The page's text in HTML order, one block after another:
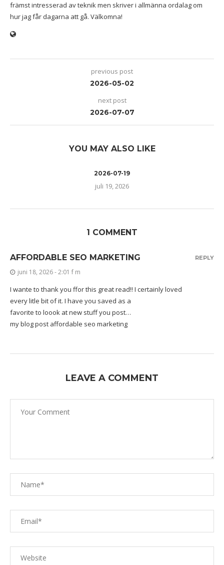
främst intresserad av teknik men skriver i allmänna ordalag om
hur jag får dagarna att gå. Välkomna!
previous post
2026-05-02
next post
2026-07-07
YOU MAY ALSO LIKE
2026-07-19
juli 19, 2026
1 COMMENT
AFFORDABLE SEO MARKETING
juni 18, 2026 - 2:01 f m
I wante to thank you ffor this great read!! I certainly loved
every litle bit of it. I have you saved as a
favorite to loook at new stuff you post…
my blog post affordable seo marketing
REPLY
LEAVE A COMMENT